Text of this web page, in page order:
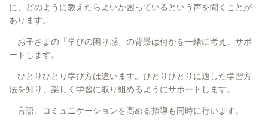
に、どのように教えたらよいか困っているという声を聞くことが
あります。
お子さまの「学びの困り感」の背景は何かを一緒に考え、サポ
ートします。
ひとりひとり学び方は違います。ひとりひとりに適した学習方
法を知り、楽しく学習に取り組めるようにサポートします。
言語、コミュニケーションを高める指導も同時に行います。